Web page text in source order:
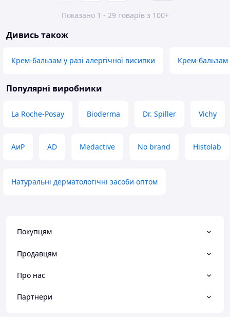
Показано 1 - 29 товарів з 100+
Дивись також
Крем-бальзам у разі алергічної висипки Крем-бальзам
Популярні виробники
La Roche-Posay Bioderma Dr. Spiller Vichy
АиР AD Medactive No brand Histolab
Натуральні дерматологічні засоби оптом
Покупцям
Продавцям
Про нас
Партнери